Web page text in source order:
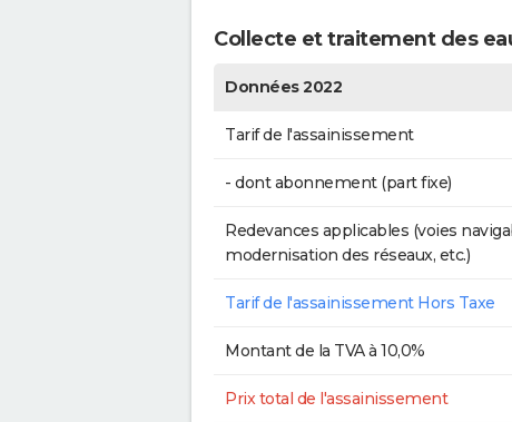
Collecte et traitement des
Données 2022
Tarif de l'assainissement
- dont abonnement (part fixe)
Redevances applicables (voies
modernisation des réseaux, etc.)
Tarif de l'assainissement Hors Taxe
Montant de la TVA à 10,0%
Prix total de l'assainissement